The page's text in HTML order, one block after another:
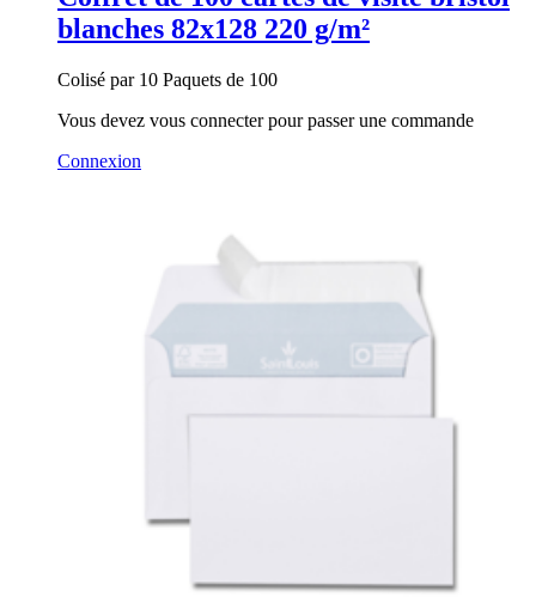
blanches 82x128 220 g/m²
Colisé par 10 Paquets de 100
Vous devez vous connecter pour passer une commande
Connexion